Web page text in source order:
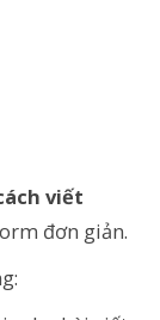
viết
đơn giản.